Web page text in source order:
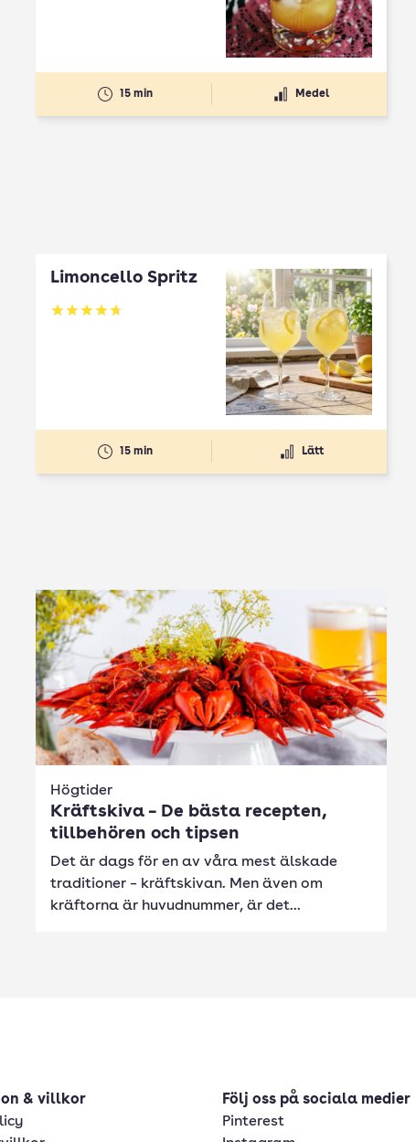
15 min Medel
Limoncello Spritz
Betyg: 4.7 av 5
15 min Lätt
Högtider
Kräftskiva – De bästa recepten,
tillbehören och tipsen
Det är dags för en av våra mest älskade
traditioner – kräftskivan. Men även om
kräftorna är huvudnummer, är det...
& villkor
Följ oss på sociala medier
Pinterest